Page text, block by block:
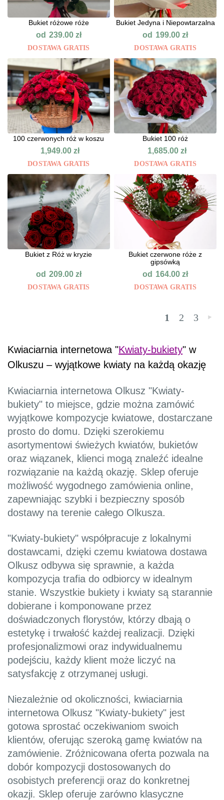
Bukiet różowe róże
od 239.00 zł
DOSTAWA GRATIS
Bukiet Jedyna i Niepowtarzalna
od 199.00zł
DOSTAWA GRATIS
100 czerwonych róż w koszu
1,949.00zł
DOSTAWA GRATIS
Bukiet 100 róż
1,685.00 zł
DOSTAWA GRATIS
Bukiet z Róż w kryzie
od 209.00 zł
DOSTAWA GRATIS
Bukiet czerwone róże z
gipsówką
od 164.00zł
DOSTAWA GRATIS
1 2 3 »
Kwiaciarnia internetowa "Kwiaty-bukiety" w
Olkuszu – wyjątkowe kwiaty na każdą okazję
Kwiaciarnia internetowa Olkusz "Kwiaty-
bukiety" to miejsce, gdzie można zamówić
wyjątkowe kompozycje kwiatowe, dostarczane
prosto do domu. Dzięki szerokiemu
asortymentowi świeżych kwiatów, bukietów
oraz wiązanek, klienci mogą znaleźć idealne
rozwiązanie na każdą okazję. Sklep oferuje
możliwość wygodnego zamówienia online,
zapewniając szybki i bezpieczny sposób
dostawy na terenie całego Olkusza.
"Kwiaty-bukiety" współpracuje z lokalnymi
dostawcami, dzięki czemu kwiatowa dostawa
Olkusz odbywa się sprawnie, a każda
kompozycja trafia do odbiorcy w idealnym
stanie. Wszystkie bukiety i kwiaty są starannie
dobierane i komponowane przez
doświadczonych florystów, którzy dbają o
estetykę i trwałość każdej realizacji. Dzięki
profesjonalizmowi oraz indywidualnemu
podejściu, każdy klient może liczyć na
satysfakcję z otrzymanej usługi.
Niezależnie od okoliczności, kwiaciarnia
internetowa Olkusz "Kwiaty-bukiety" jest
gotowa sprostać oczekiwaniom swoich
klientów, oferując szeroką gamę kwiatów na
zamówienie. Zróżnicowana oferta pozwala na
dobór kompozycji dostosowanych do
osobistych preferencji oraz do konkretnej
okazji. Sklep oferuje zarówno klasyczne